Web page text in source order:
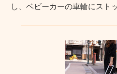
し、ベビーカーの車輪にスト